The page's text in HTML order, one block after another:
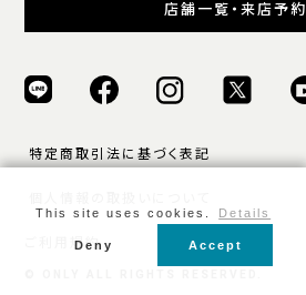
店舗一覧・来店予約
特定商取引法に基づく表記
ご利用規約
This site uses cookies. Details
Deny Accept